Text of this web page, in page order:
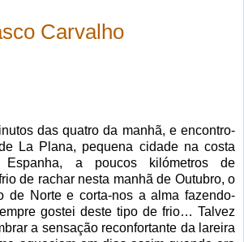
Carvalho
das quatro da manhã, e encontro-
La Plana, pequena cidade na costa
Espanha, a poucos kilómetros de
de rachar nesta manhã de Outubro, o
de Norte e corta-nos a alma fazendo-
gostei deste tipo de frio… Talvez
a sensação reconfortante da lareira